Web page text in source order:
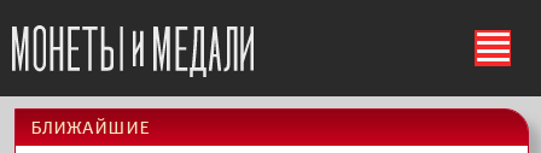
ś
ближайшие